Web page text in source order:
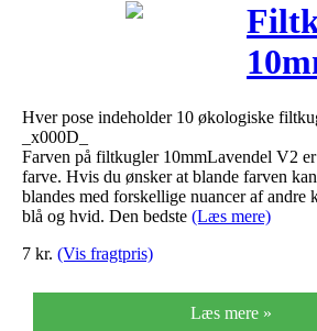
10
Hver pose indeholder 10 økologiske
_x000D_
Farven på filtkugler 10mmLavendel V2
farve. Hvis du ønsker at blande farven
blandes med forskellige nuancer af andre
blå og hvid. Den bedste (Læs mere)
7 kr. (Vis fragtpris)
Læs mere »